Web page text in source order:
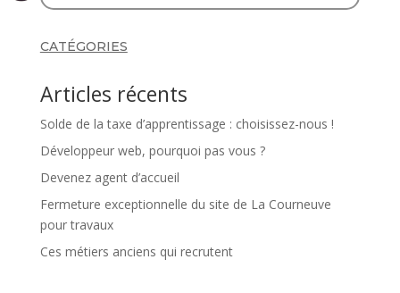
CATÉGORIES
Articles récents
Solde de la taxe d’apprentissage : choisissez-nous !
Développeur web, pourquoi pas vous ?
Devenez agent d’accueil
Fermeture exceptionnelle du site de La Courneuve
pour travaux
Ces métiers anciens qui recrutent